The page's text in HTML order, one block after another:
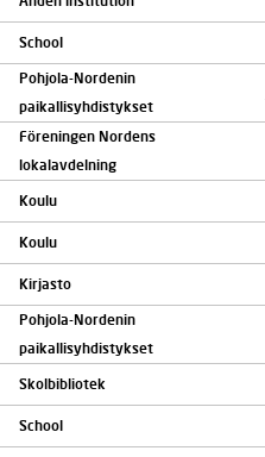
School
Pohjola-Nordenin
paikallisyhdistykset
Föreningen Nordens
lokalavdelning
Koulu
Koulu
Kirjasto
Pohjola-Nordenin
paikallisyhdistykset
Skolbibliotek
School